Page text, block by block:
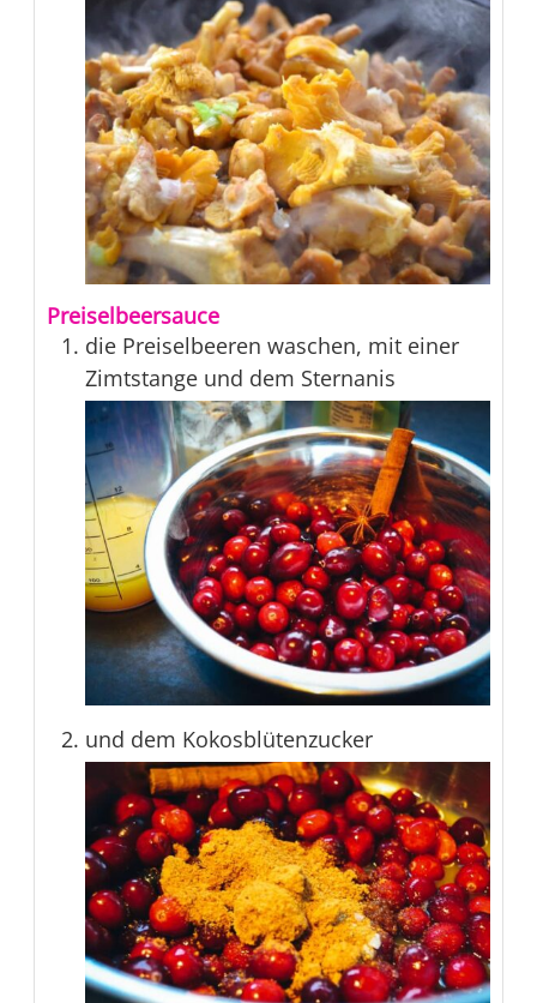
Preiselbeersauce
die Preiselbeeren waschen, mit einer
Zimtstange und dem Sternanis
und dem Kokosblütenzucker